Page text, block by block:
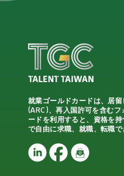
就業ゴールドカードは、居
(ARC)、再入国許可を含む
ードを利用すると、資格を
で自由に求職、就職、転職